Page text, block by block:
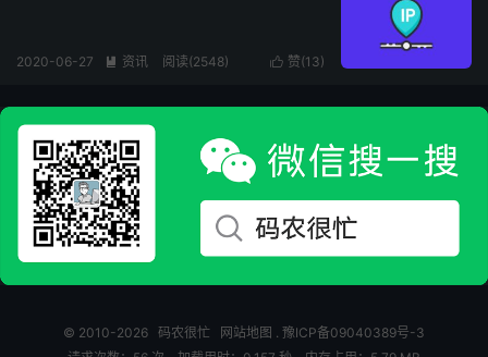
 赞(13)
2020-06-27  资讯 阅读(2548)
© 2010-2026 码农很忙 网站地图 . 豫ICP备09040389号-3